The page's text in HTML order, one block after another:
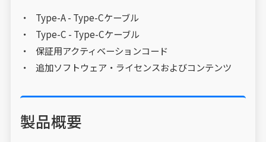
Type-A - Type-Cケーブル
Type-C - Type-Cケーブル
保証用アクティベーションコード
追加ソフトウェア・ライセンスおよびコンテンツ
製品概要